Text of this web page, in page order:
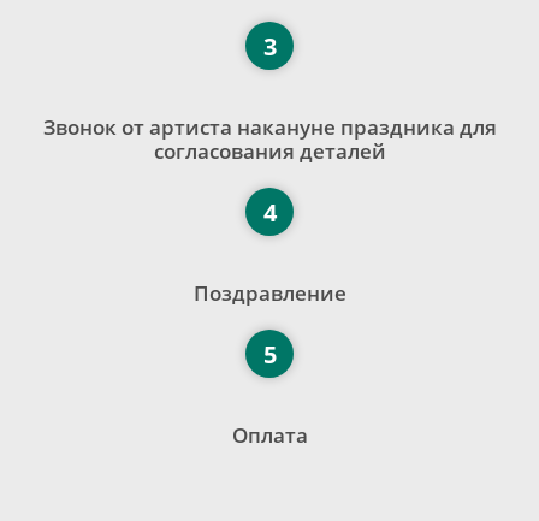
Звонок от артиста накануне праздника для
согласования деталей
3
Поздравление
4
Оплата
5